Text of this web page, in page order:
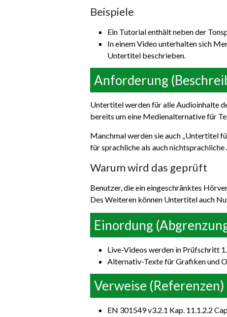
Beispiele
Ein Tutorial enthält neben der
In einem Video unterhalten sich
Untertitel beschrieben.
Anforderung
Untertitel werden für alle Audioinhalte
bereits um eine Medienalternative für
Manchmal werden sie auch „Untertitel
für sprachliche als auch
Warum wird das geprüft
Benutzer, die ein eingeschränktes
Des Weiteren können Untertitel auch
Einordung
Live-Videos werden in Prüfschritt
Alternativ-Texte für Grafiken und
Verweise (Referenzen)
EN 301549 v3.2.1 Kap. 11.1.2.2